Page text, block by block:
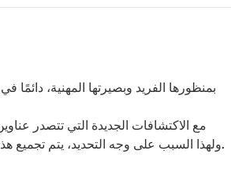
مع الاكتشافات الجديدة التي تتصدر
ولهذا السبب على وجه التحديد، يتم تجميع هذه القائمة بعناية كل عام. وعلى الرغم من أنه لا يمكن التنبؤ بالمستقبل، فمن المتوقع أن تستمر هذه التقنيات المختارة في تشكيل العالم والتأثير عليه في العقود القادمة.